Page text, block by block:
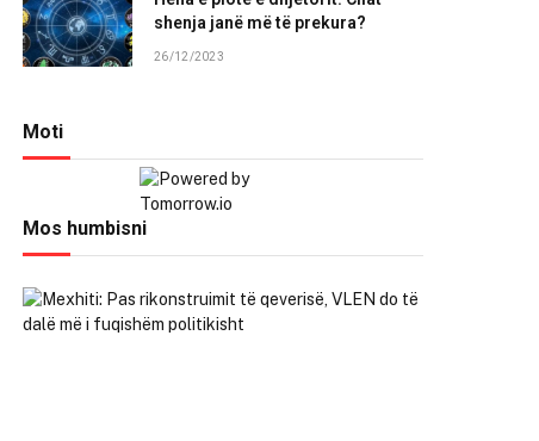
shenja janë më të prekura?
26/12/2023
Moti
Mos humbisni